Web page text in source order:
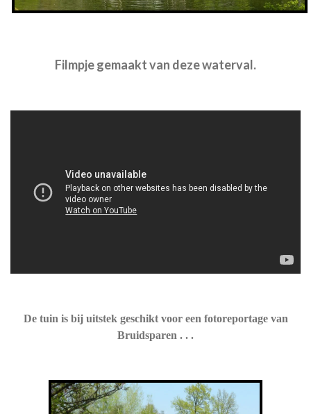
Filmpje gemaakt van deze waterval.
De tuin is bij uitstek geschikt voor een fotoreportage van
Bruidsparen . . .